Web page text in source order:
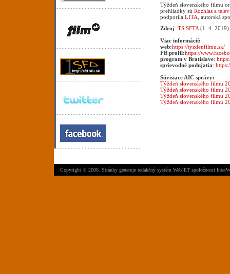
Týždeň slovenského filmu
prehliadky sú Rozhlas a
podporila LITA , autorská
Zdroj: TS SFTA (1. 4. 2019)
Viac informácií:
web:https://tyzdenfilmu.sk/
FB profil:https://
program v Bratislave:
sprievodné podujatia:
Súvisiace AIC správy:
Týždeň slovenského filmu
Týždeň slovenského filmu
Týždeň slovenského filmu
Týždeň slovenského filmu
Copyright © 2006. Stránky generuje redakčný systém WebJET spoločnosti